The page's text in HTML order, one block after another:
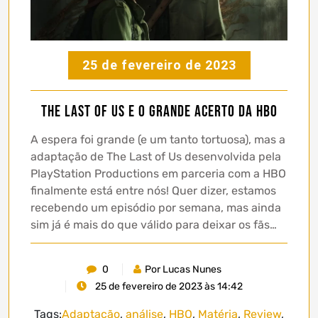
25 de fevereiro de 2023
The Last of Us e o grande acerto da HBO
A espera foi grande (e um tanto tortuosa), mas a
adaptação de The Last of Us desenvolvida pela
PlayStation Productions em parceria com a HBO
finalmente está entre nós! Quer dizer, estamos
recebendo um episódio por semana, mas ainda
sim já é mais do que válido para deixar os fãs…
0
Por Lucas Nunes
25 de fevereiro de 2023 às 14:42
Tags:Adaptação, análise, HBO, Matéria, Review,